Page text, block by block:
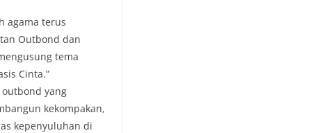
agama terus
Outbond dan
tema
Cinta.”
yang
kekompakan,
kepenyuluhan di